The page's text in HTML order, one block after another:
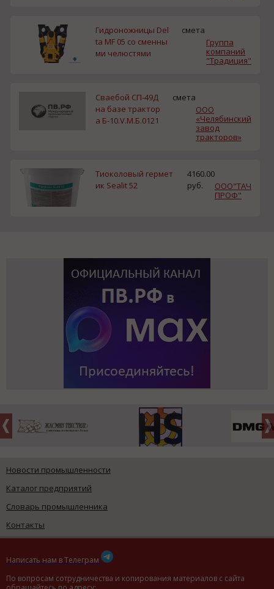
Гидроножницы Del
ta MF 05 со сменны
ми челюстями
смета
Группа
компаний
"Традиция"
Сваебой СП-49Д
на базе трактор
а Б-10.V.М.Б.0121
смета
ООО
«Челябинский
завод
тракторов»
Тиоколовый гермет
ик Sealit 52
4160.00
руб.
ООО"ТАЧ
ПРОФ"
Новости промышленности
Каталог предприятий
Словарь промышленника
Контакты
Написать нам в Телеграм
По вопросам сотрудничества и копирования материалов с сайта